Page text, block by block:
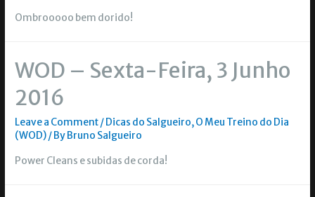
Ombrooooo bem dorido!
WOD – Sexta-Feira, 3 Junho
2016
Leave a Comment/Dicas do Salgueiro,O Meu Treino do Dia
(WOD)/ ByBruno Salgueiro
Power Cleans e subidas de corda!